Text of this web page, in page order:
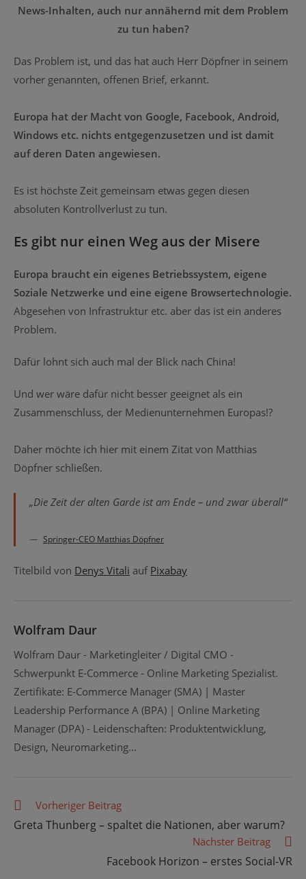
News-Inhalten, auch nur annähernd mit dem Problem
zu tun haben?
Das Problem ist, und das hat auch Herr Döpfner in seinem
vorher genannten, offenen Brief, erkannt.
Europa hat der Macht von Google, Facebook, Android,
Windows etc. nichts entgegenzusetzen und ist damit
auf deren Daten angewiesen.
Es ist höchste Zeit gemeinsam etwas gegen diesen
absoluten Kontrollverlust zu tun.
Es gibt nur einen Weg aus der Misere
Europa braucht ein eigenes Betriebssystem, eigene
Soziale Netzwerke und eine eigene Browsertechnologie.
Abgesehen von Infrastruktur etc. aber das ist ein anderes
Problem.
Dafür lohnt sich auch mal der Blick nach China!
Und wer wäre dafür nicht besser geeignet als ein
Zusammenschluss, der Medienunternehmen Europas!?
Daher möchte ich hier mit einem Zitat von Matthias
Döpfner schließen.
„Die Zeit der alten Garde ist am Ende – und zwar überall“
Springer-CEO Matthias Döpfner
Titelbild von Denys Vitali auf Pixabay
Wolfram Daur
Wolfram Daur - Marketingleiter / Digital CMO -
Schwerpunkt E-Commerce - Online Marketing Spezialist.
Zertifikate: E-Commerce Manager (SMA) | Master
Leadership Performance A (BPA) | Online Marketing
Manager (DPA) - Leidenschaften: Produktentwicklung,
Design, Neuromarketing...
Weitere
ansehen
Vorheriger Beitrag
Greta Thunberg – spaltet die Nationen, aber warum?
Nächster Beitrag
Facebook Horizon – erstes Social-VR